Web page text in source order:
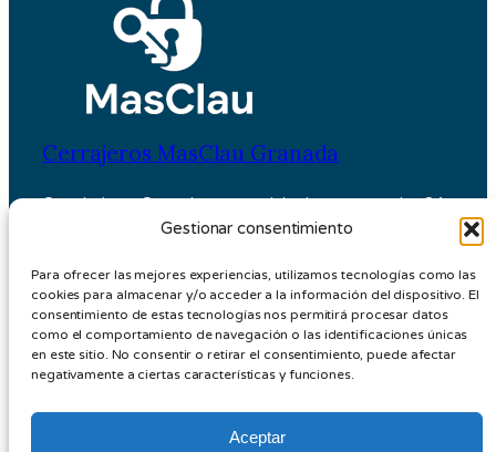
Gestionar consentimiento
Para ofrecer las mejores experiencias, utilizamos tecnologías como las
cookies para almacenar y/o acceder a la información del dispositivo. El
consentimiento de estas tecnologías nos permitirá procesar datos
como el comportamiento de navegación o las identificaciones únicas
en este sitio. No consentir o retirar el consentimiento, puede afectar
negativamente a ciertas características y funciones.
Aceptar
Cerrajeros MasClau Granada
Aviso Legal
Política de Privacidad
Política de Cookies